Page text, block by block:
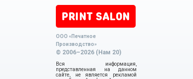
ООО «Печатное
Производство»
© 2006–2026 (Нам 20)
Вся информация,
представленная на данном
сайте, не является рекламой